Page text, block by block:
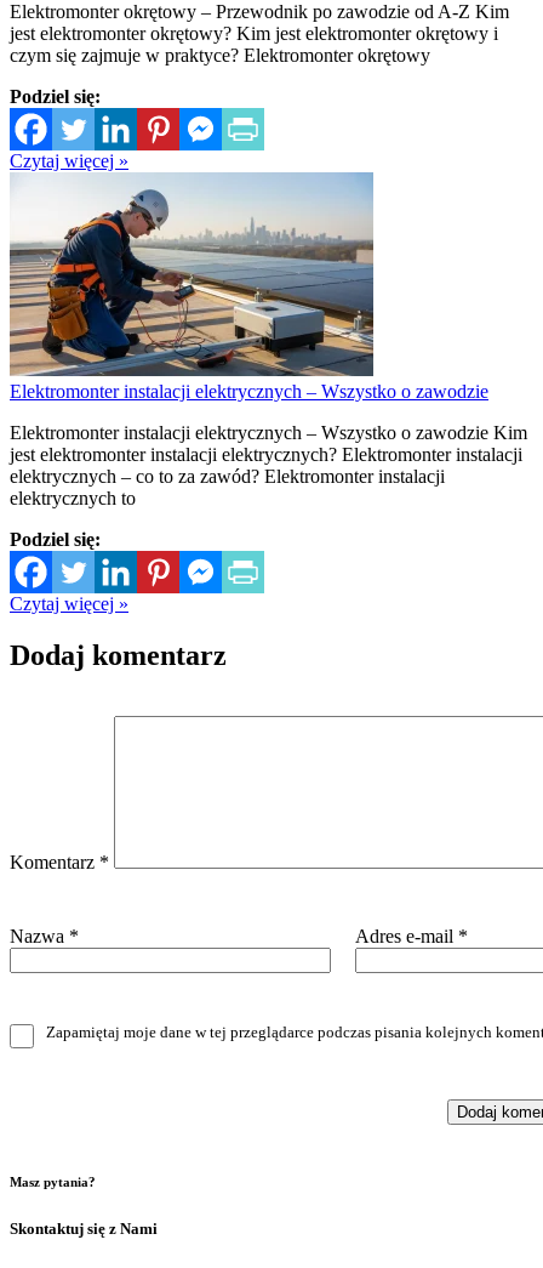
Elektromonter okrętowy – Przewodnik po zawodzie od A-Z Kim
jest elektromonter okrętowy? Kim jest elektromonter okrętowy i
czym się zajmuje w praktyce? Elektromonter okrętowy
Podziel się:
Czytaj więcej »
Elektromonter instalacji elektrycznych – Wszystko o zawodzie
Elektromonter instalacji elektrycznych – Wszystko o zawodzie Kim
jest elektromonter instalacji elektrycznych? Elektromonter instalacji
elektrycznych – co to za zawód? Elektromonter instalacji
elektrycznych to
Podziel się:
Czytaj więcej »
Dodaj komentarz
Komentarz *
Nazwa * Adres e-mail *
Zapamiętaj moje dane w tej przeglądarce podczas pisania kolejnych
Masz pytania?
Skontaktuj się z Nami